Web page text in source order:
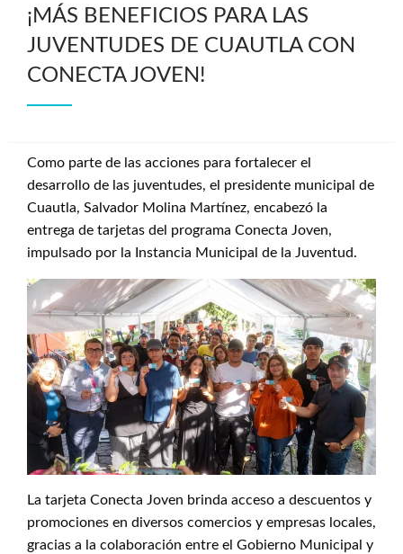
¡MÁS BENEFICIOS PARA LAS
JUVENTUDES DE CUAUTLA CON
CONECTA JOVEN!
Como parte de las acciones para fortalecer el
desarrollo de las juventudes, el presidente municipal de
Cuautla, Salvador Molina Martínez, encabezó la
entrega de tarjetas del programa Conecta Joven,
impulsado por la Instancia Municipal de la Juventud.
La tarjeta Conecta Joven brinda acceso a descuentos y
promociones en diversos comercios y empresas locales,
gracias a la colaboración entre el Gobierno Municipal y